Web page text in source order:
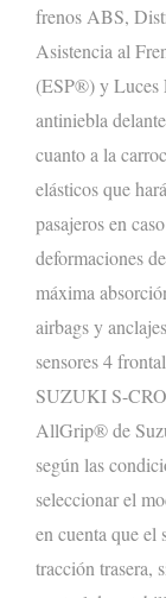
frenos ABS,
Asistencia al
(ESP®)yLuces
antiniebla
cuanto a la
elásticos que
pasajeros en
deformaciones
máxima
airbags y
sensores 4
SUZUKI S-
AllGrip®de
según las
seleccionar el
en cuenta que el
tracción trasera,